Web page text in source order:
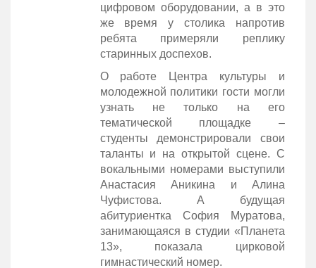
цифровом оборудовании, а в это
же время у столика напротив
ребята примеряли реплику
старинных доспехов.
О работе Центра культуры и
молодежной политики гости могли
узнать не только на его
тематической площадке –
студенты демонстрировали свои
таланты и на открытой сцене. С
вокальными номерами выступили
Анастасия Аникина и Алина
Чуфистова. А будущая
абитуриентка София Муратова,
занимающаяся в студии «Планета
13», показала цирковой
гимнастический номер.